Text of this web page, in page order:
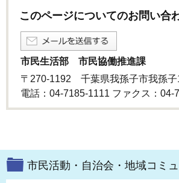
このページについてのお問い合
市民生活部 市民協働推進課
〒270-1192 千葉県我孫子市我孫子
電話：04-7185-1111 ファクス：04-
市民活動・自治会・地域コミ